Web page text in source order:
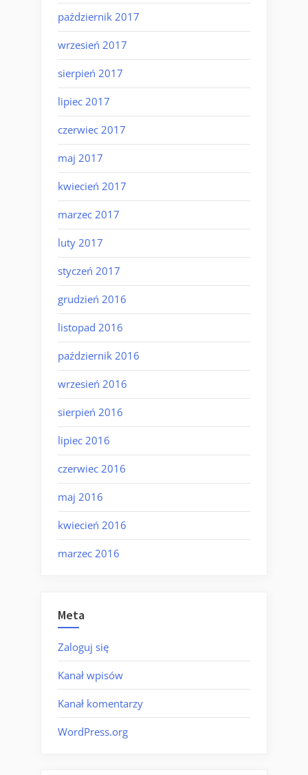
październik 2017
wrzesień 2017
sierpień 2017
lipiec 2017
czerwiec 2017
maj 2017
kwiecień 2017
marzec 2017
luty 2017
styczeń 2017
grudzień 2016
listopad 2016
październik 2016
wrzesień 2016
sierpień 2016
lipiec 2016
czerwiec 2016
maj 2016
kwiecień 2016
marzec 2016
Meta
Zaloguj się
Kanał wpisów
Kanał komentarzy
WordPress.org